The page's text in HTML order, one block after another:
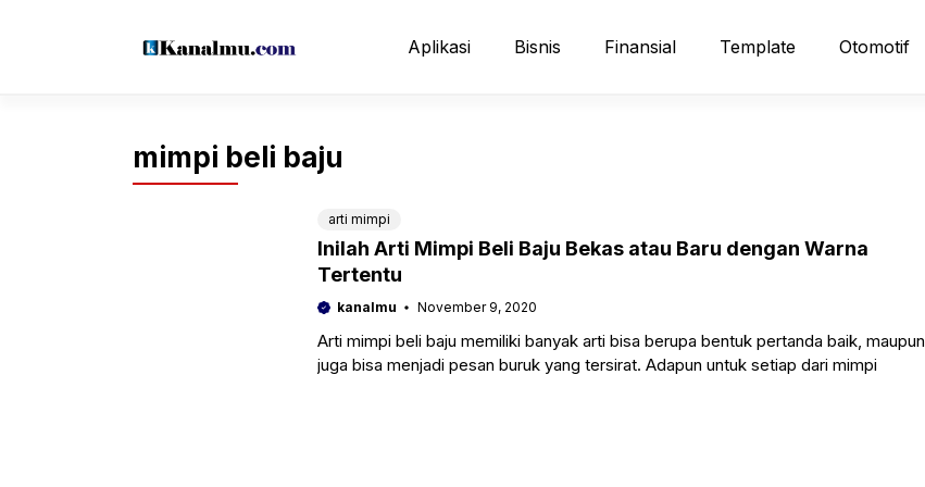
Aplikasi Bisnis Finansial Template Otomotif
mimpi beli baju
arti mimpi
Inilah Arti Mimpi Beli Baju Bekas atau Baru dengan Warna
Tertentu
kanalmu November 9, 2020
Arti mimpi beli baju memiliki banyak arti bisa berupa bentuk pertanda baik, maupun
juga bisa menjadi pesan buruk yang tersirat. Adapun untuk setiap dari mimpi